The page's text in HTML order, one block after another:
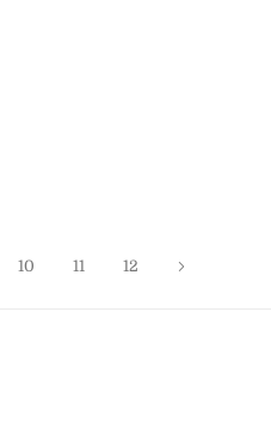
meerdere variaties.
10 11 12